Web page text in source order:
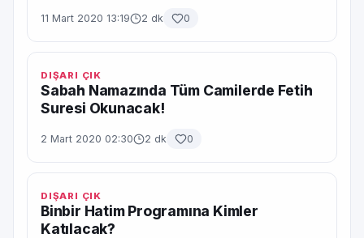
11 Mart 2020 13:19 2 dk 0
DIŞARI ÇIK
Sabah Namazında Tüm Camilerde Fetih
Suresi Okunacak!
2 Mart 2020 02:30 2 dk 0
DIŞARI ÇIK
Binbir Hatim Programına Kimler
Katılacak?